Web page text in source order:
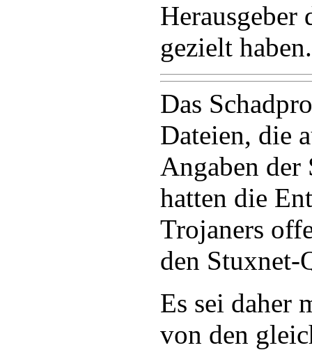
gezielt haben.
Das
Dateien, die
Angaben der
hatten die
Trojaners
den Stuxnet-
Es sei daher
von den